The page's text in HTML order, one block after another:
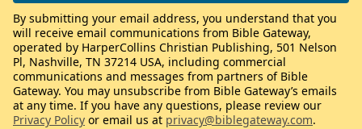
By submitting your email address, you understand that you
will receive email communications from Bible Gateway,
operated by HarperCollins Christian Publishing, 501 Nelson
Pl, Nashville, TN 37214 USA, including commercial
communications and messages from partners of Bible
Gateway. You may unsubscribe from Bible Gateway’s emails
at any time. If you have any questions, please review our
Privacy Policy or email us at privacy@biblegateway.com.